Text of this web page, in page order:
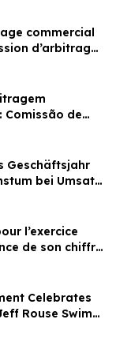
Bewerbung
auf
commercial
d’arbitrage
à
pour son
Comissão de
Abre
de
Geschäftsjahr
bei Umsatz
vor 30
das 500-Fache
l’exercice
de son chiffre
marquant
500 de son
depuis son
Celebrates
Rouse Swim